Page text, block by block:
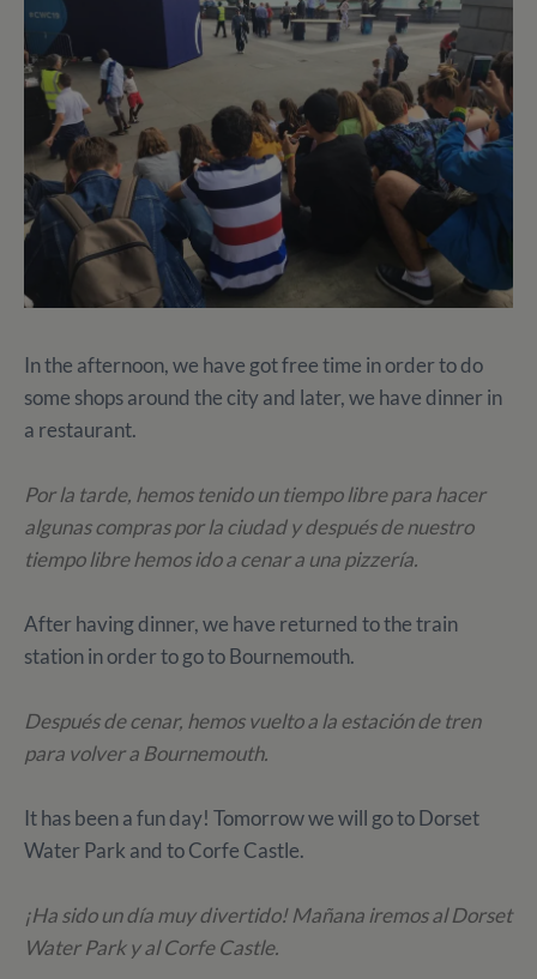
In the afternoon, we have got free time in order to do
some shops around the city and later, we have dinner in
a restaurant.
Por la tarde, hemos tenido un tiempo libre para hacer
algunas compras por la ciudad y después de nuestro
tiempo libre hemos ido a cenar a una pizzería.
After having dinner, we have returned to the train
station in order to go to Bournemouth.
Después de cenar, hemos vuelto a la estación de tren
para volver a Bournemouth.
It has been a fun day! Tomorrow we will go to Dorset
Water Park and to Corfe Castle.
¡Ha sido un día muy divertido! Mañana iremos al Dorset
Water Park y al Corfe Castle.